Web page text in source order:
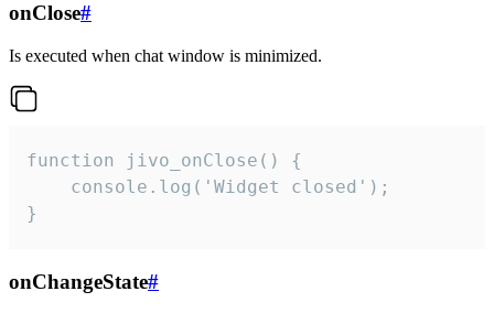
onClose#
Is executed when chat window is minimized.
function jivo_onClose() {
    console.log('Widget closed');
}
onChangeState#